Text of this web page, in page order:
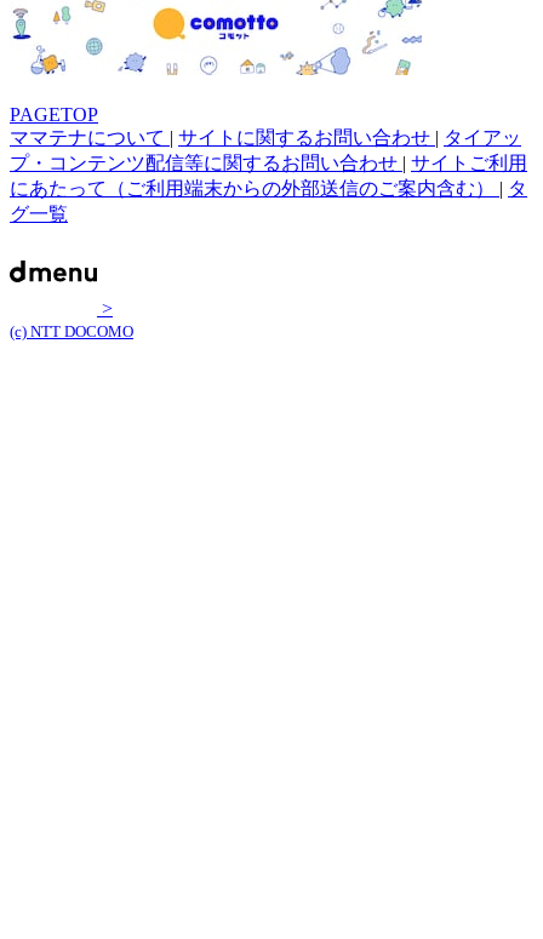
PAGETOP
ママテナについて | サイトに関するお問い合わせ | タイアッ
プ・コンテンツ配信等に関するお問い合わせ | サイトご利用
にあたって（ご利用端末からの外部送信のご案内含む） | タ
グ一覧
>
(c) NTT DOCOMO